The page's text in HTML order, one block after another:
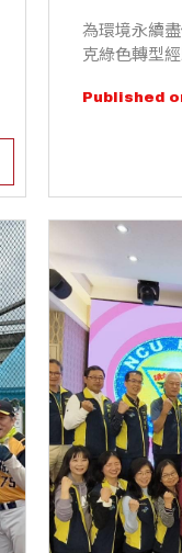
為環境永續
克綠色轉型
Published